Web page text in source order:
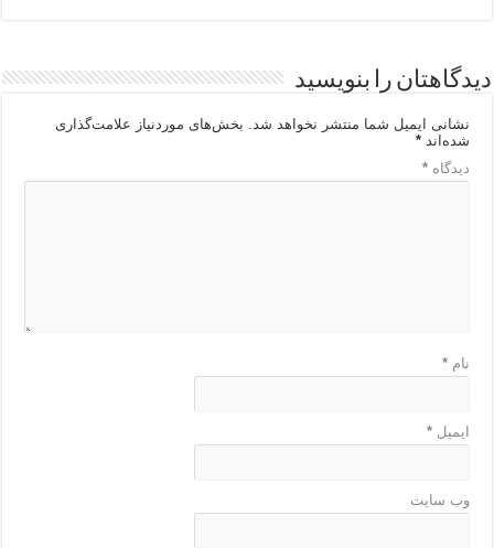
دیدگاهتان را بنویسید
نشانی ایمیل شما منتشر نخواهد شد.
بخش‌های موردنیاز علامت‌گذاری
شده‌اند*
دیدگاه*
نام*
ایمیل*
وب‌ سایت